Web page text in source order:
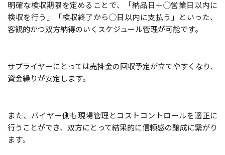
明確な検収期限を定めることで、「納品日＋◯営業日以内に
検収を行う」「検収終了から◯日以内に支払う」といった、
客観的かつ双方納得のいくスケジュール管理が可能です。
サプライヤーにとっては売掛金の回収予定が立てやすくなり、
資金繰りが安定します。
また、バイヤー側も現場管理とコストコントロールを適正に
行うことができ、双方にとって結果的に信頼感の醸成に繋がり
ます。